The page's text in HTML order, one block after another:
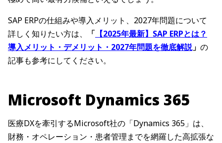
SAP ERPの仕組みや導入メリット、2027年問題について
詳しく知りたい方は、
「 【2025年最新】SAP ERPとは？
導入メリット・デメリット・2027年問題を徹底解説」 の
記事も参考にしてください。
Microsoft Dynamics 365
医療DXを牽引するMicrosoft社の「Dynamics 365」は、
財務・オペレーション・患者管理までを網羅した高拡張な